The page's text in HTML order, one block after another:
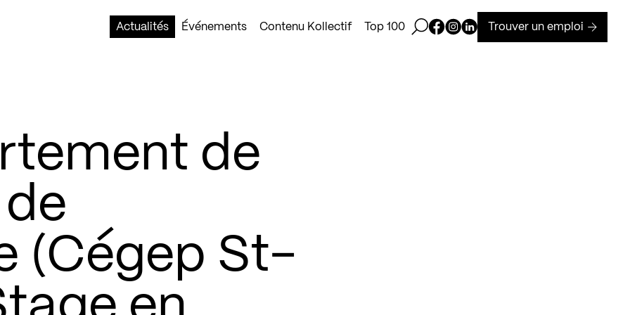
Actualités
Événements Contenu Kollectif Top 100 Ouvrir la barre de recherche
Page Facebook de Kollectif
Page Instagram de Kollectif
Page Linkedin de Kollectif
Trouver un emploi
de
de
(Cégep St-